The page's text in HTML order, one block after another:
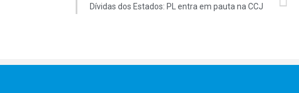
Dívidas dos Estados: PL entra em pauta na CCJ